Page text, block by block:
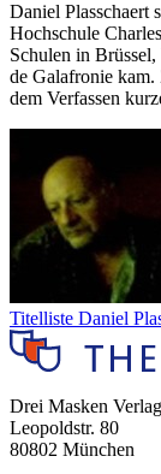
Daniel Plasschaert
Hochschule
Schulen in
de Galafronie
dem Verfassen
Titelliste Daniel
Drei Masken
Leopoldstr. 80
80802 München